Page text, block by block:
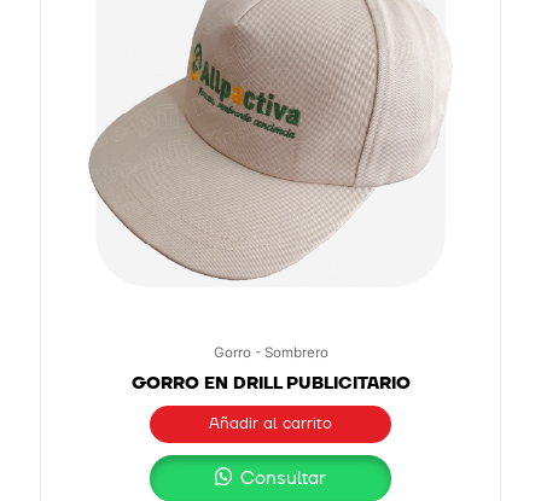
Gorro - Sombrero
GORRO EN DRILL PUBLICITARIO
Añadir al carrito
Consultar